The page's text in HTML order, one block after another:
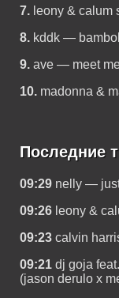
7. leony &
8. kddk —
9. ave — meet
10. madonna &
Последние
09:29 nelly —
09:26 leony &
09:23 calvin
09:21 dj goja
(jason derulo x